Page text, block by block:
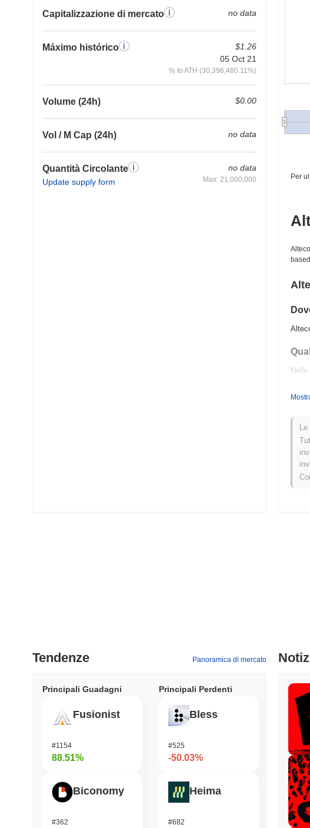
Capitalizzazione di mercato no data
Máximo histórico
$1.26
05 Oct 21
% to ATH (30,396,480.11%)
Volume (24h) $0.00
Vol / M Cap (24h) no data
Quantità Circolante
Update supply form
no data
Max: 21,000,000 Per
Negli
Tendenze Panoramica di mercato
Principali Guadagni
Fusionist
#1154
88.51%
Biconomy
#362
Principali Perdenti
Bless
#525
-50.03%
Heima
#682